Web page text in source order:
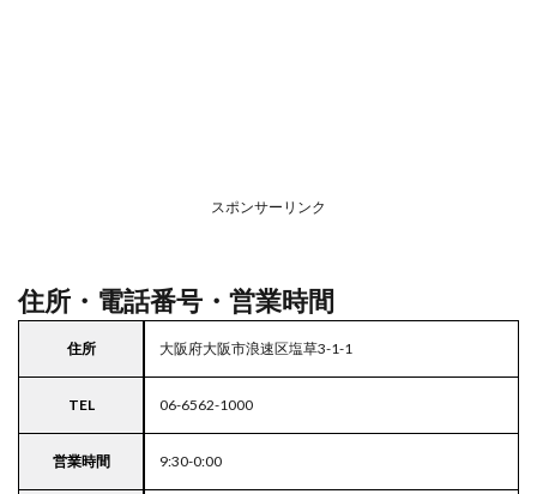
イフ
スポンサーリンク
住所・電話番号・営業時間
住所 大阪府大阪市浪速区塩草3-1-1
TEL 06-6562-1000
営業時間 9:30-0:00